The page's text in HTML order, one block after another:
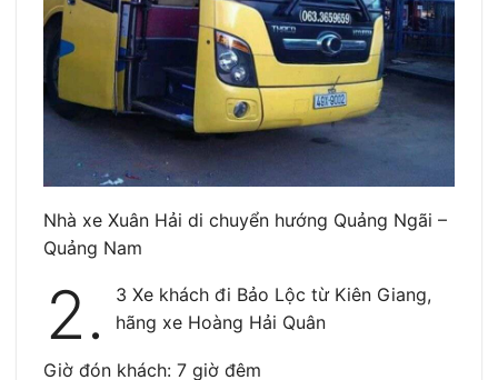
Nhà xe Xuân Hải di chuyển hướng Quảng Ngãi –
Quảng Nam
2.
3 Xe khách đi Bảo Lộc từ Kiên Giang,
hãng xe Hoàng Hải Quân
Giờ đón khách: 7 giờ đêm